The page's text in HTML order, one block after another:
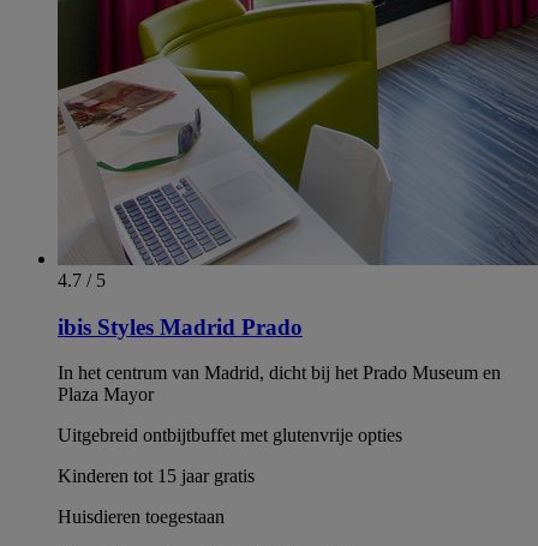
4.7 / 5
ibis Styles Madrid Prado
In het centrum van Madrid, dicht bij het Prado Museum en
Plaza Mayor
Uitgebreid ontbijtbuffet met glutenvrije opties
Kinderen tot 15 jaar gratis
Huisdieren toegestaan